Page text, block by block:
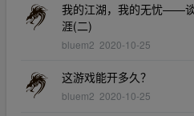
我的江湖，我的无忧——
涯(二)
bluem2 2020-10-25
这游戏能开多久？
bluem2 2020-10-25